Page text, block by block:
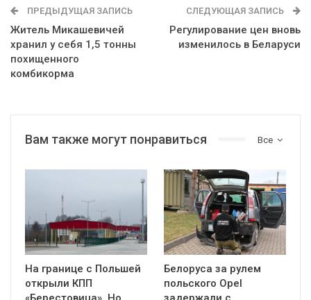
ПРЕДЫДУЩАЯ ЗАПИСЬ
Житель Микашевичей
хранил у себя 1,5 тонны
похищенного
комбикорма
СЛЕДУЮЩАЯ ЗАПИСЬ
Регулирование цен вновь
изменилось в Беларуси
Все
Вам также могут понравиться
На границе с Польшей
открыли КПП
Белоруса за рулем
польского Opel